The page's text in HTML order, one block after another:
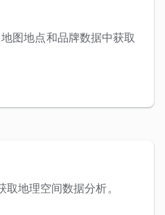
图地点和品牌数据中获取
地理空间数据分析。